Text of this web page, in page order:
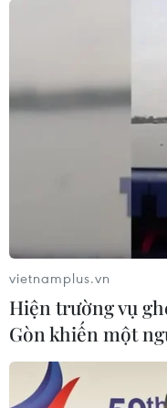
vietnamplus.vn
Hiện trường vụ
Gòn khiến một